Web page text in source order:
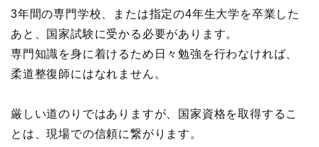
3年間の専門学校、または指定の4年生大学を卒業した
あと、国家試験に受かる必要があります。
専門知識を身に着けるため日々勉強を行わなければ、
柔道整復師にはなれません。
厳しい道のりではありますが、国家資格を取得するこ
とは、現場での信頼に繋がります。